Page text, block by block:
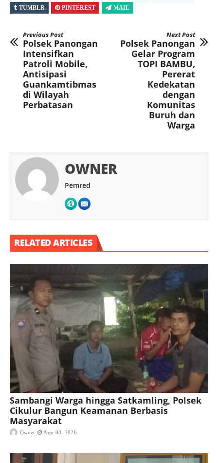
TUMBLR
PINTEREST MAIL
Previous Post
Polsek Panongan
Intensifkan
Patroli Mobile,
Antisipasi
Guankamtibmas
di Wilayah
Perbatasan
Next Post
Polsek Panongan
Gelar Program
TOPI BAMBU,
Pererat
Kedekatan
dengan
Komunitas
Buruh dan
Warga
OWNER
Pemred
RELATED ARTICLES
Sambangi Warga hingga Satkamling, Polsek
Cikulur Bangun Keamanan Berbasis
Masyarakat
Owner Agu 08, 2026